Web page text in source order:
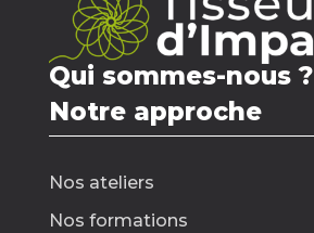
Qui sommes-nous ?
Notre approche
Nos ateliers
Nos formations